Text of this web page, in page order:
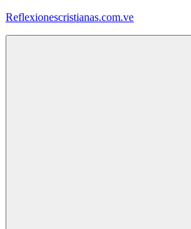
Saltar
Reflexionescristianas.com.ve